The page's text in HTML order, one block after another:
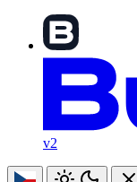
v2